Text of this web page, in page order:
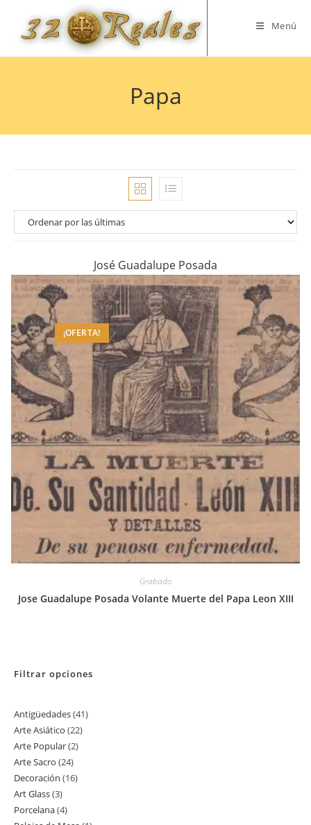
contenido
Menú
Papa
José Guadalupe Posada
¡OFERTA!
Grabado
Jose Guadalupe Posada Volante Muerte del Papa Leon XIII
Filtrar opciones
Antigüedades 4141
Arte Asiático 2222
Arte Popular 22
Arte Sacro 2424
productos
Decoración 1616
Art Glass 33
productos
Porcelana 44